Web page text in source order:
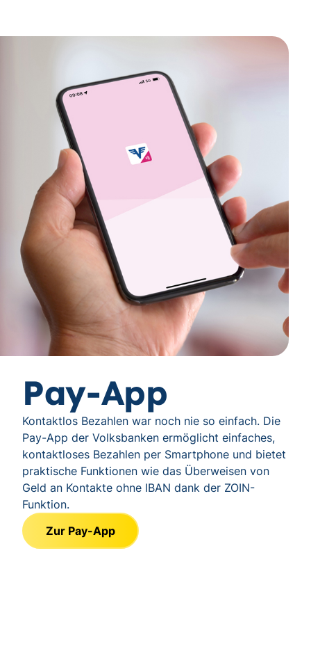
Pay-App
Kontaktlos Bezahlen war noch nie so einfach. Die
Pay-App der Volksbanken ermöglicht einfaches,
kontaktloses Bezahlen per Smartphone und bietet
praktische Funktionen wie das Überweisen von
Geld an Kontakte ohne IBAN dank der ZOIN-
Funktion.
Zur Pay-App